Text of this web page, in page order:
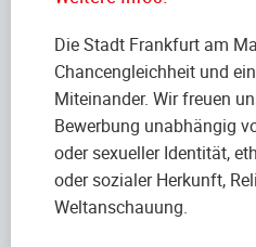
Die Stadt Frankfurt am
Chancengleichheit und
Miteinander. Wir freuen
Bewerbung unabhängig
oder sexueller Identität,
oder sozialer Herkunft,
Weltanschauung.